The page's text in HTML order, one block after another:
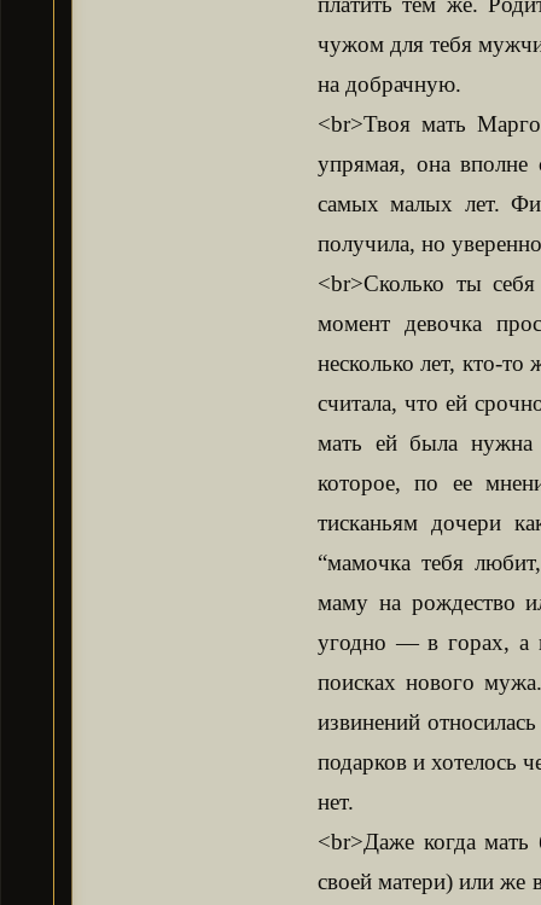
чужом для тебя
на добрачную.
<br>Твоя мать
упрямая, она вполне
самых малых лет.
получила, но
<br>Сколько ты
момент девочка
несколько лет, кто-
считала, что ей
мать ей была нужна
которое, по ее
тисканьям дочери
“мамочка тебя
маму на рождество
угодно — в горах, а
поисках нового
извинений
подарков и хотелось
нет.
<br>Даже когда
своей матери) или же